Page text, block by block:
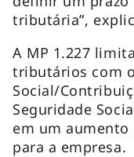
tributária”,
A MP 1.227
tributários com
Social/
Seguridade
em um
para a empresa.